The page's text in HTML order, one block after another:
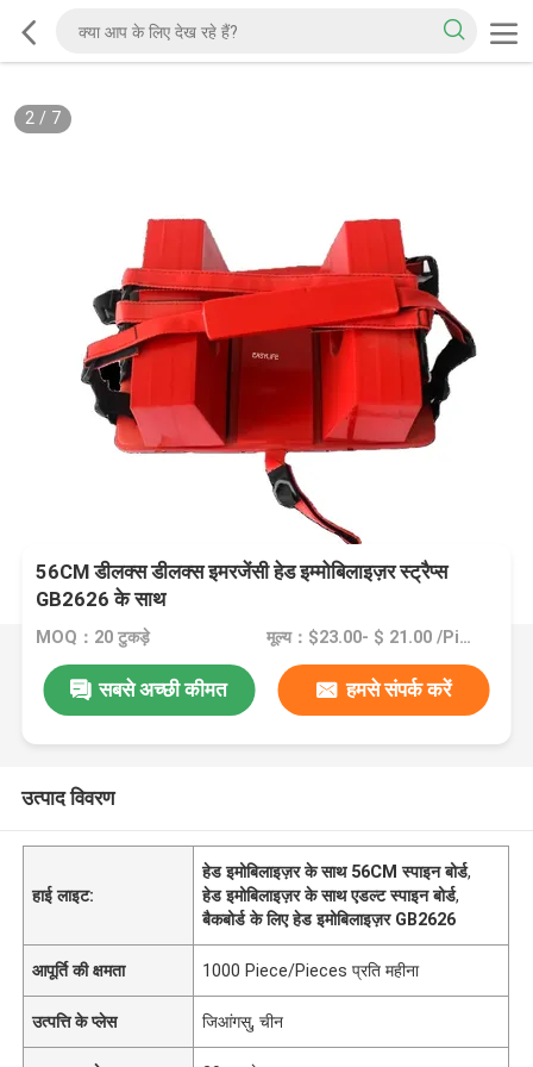
2/ 7
56CM डीलक्स डीलक्स इमरजेंसी हेड इम्मोबिलाइज़र स्ट्रैप्स
GB2626 के साथ
MOQ：20 टुकड़े मूल्य：$23.00- $ 21.00 /Pieces >=20 Pieces
सबसे अच्छी कीमत हमसे संपर्क करें
उत्पाद विवरण
हाई लाइट:
हेड इमोबिलाइज़र के साथ 56CM स्पाइन बोर्ड,
हेड इमोबिलाइज़र के साथ एडल्ट स्पाइन बोर्ड,
बैकबोर्ड के लिए हेड इमोबिलाइज़र GB2626
आपूर्ति की क्षमता 1000 Piece/Pieces प्रति महीना
उत्पत्ति के प्लेस जिआंगसु, चीन